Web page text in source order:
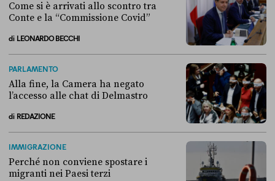
Come si è arrivati allo scontro tra
Conte e la “Commissione Covid”
di LEONARDO BECCHI
PARLAMENTO
Alla fine, la Camera ha negato
l’accesso alle chat di Delmastro
di REDAZIONE
IMMIGRAZIONE
Perché non conviene spostare i
migranti nei Paesi terzi